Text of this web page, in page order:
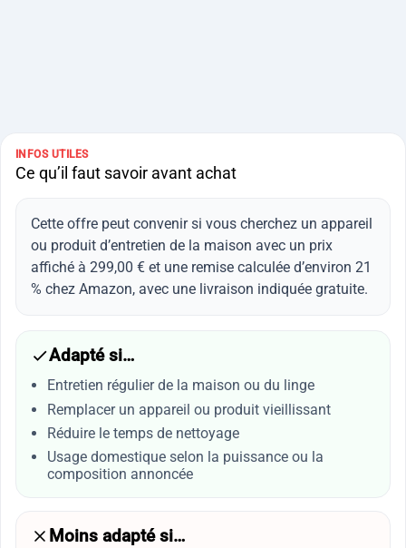
INFOS UTILES
Ce qu’il faut savoir avant achat
Cette offre peut convenir si vous cherchez un appareil
ou produit d’entretien de la maison avec un prix
affiché à 299,00 € et une remise calculée d’environ 21
% chez Amazon, avec une livraison indiquée gratuite.
Adapté si…
Entretien régulier de la maison ou du linge
Remplacer un appareil ou produit vieillissant
Réduire le temps de nettoyage
Usage domestique selon la puissance ou la
composition annoncée
Moins adapté si…